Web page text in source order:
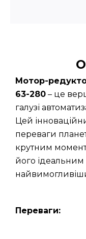
Мотор-
63-280 – це
галузі
Цей
переваги
крутним
його
Переваги: